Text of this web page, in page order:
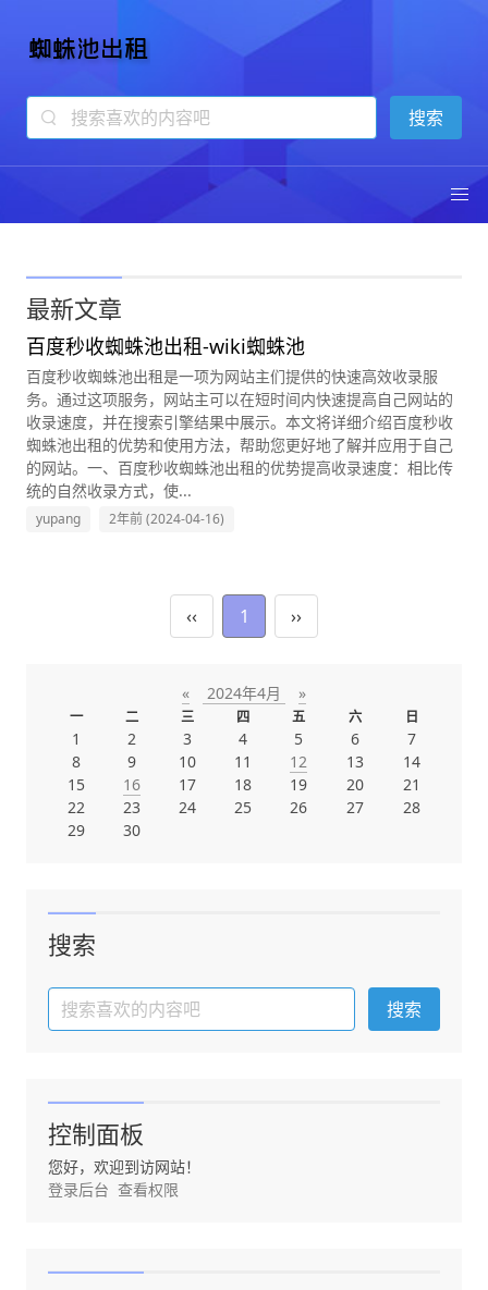
蜘蛛池出租
13年专注蜘蛛池技术
最新文章
百度秒收蜘蛛池出租-wiki蜘蛛池
百度秒收蜘蛛池出租是一项为网站主们提供的快速高效收录服
务。通过这项服务，网站主可以在短时间内快速提高自己网站的
收录速度，并在搜索引擎结果中展示。本文将详细介绍百度秒收
蜘蛛池出租的优势和使用方法，帮助您更好地了解并应用于自己
的网站。一、百度秒收蜘蛛池出租的优势提高收录速度：相比传
统的自然收录方式，使...
yupang 2年前 (2024-04-16)
‹‹ 1 ››
« 2024年4月 »
一 二 三 四 五 六 日
1 2 3 4 5 6
7
8
9 10 11 12 13
14
15
16 17 18 19 20
21
22
23 24 25 26 27
28
29
30
搜索
控制面板
您好，欢迎到访网站！
登录后台 查看权限